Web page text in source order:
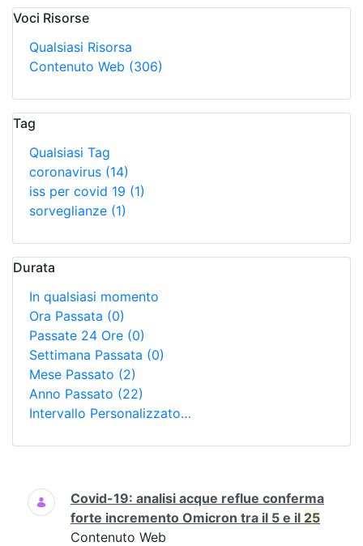
Voci Risorse
Qualsiasi Risorsa
Contenuto Web (306)
Tag
Qualsiasi Tag
coronavirus (14)
iss per covid 19 (1)
sorveglianze (1)
Durata
In qualsiasi momento
Ora Passata (0)
Passate 24 Ore (0)
Settimana Passata (0)
Mese Passato (2)
Anno Passato (22)
Intervallo Personalizzato…
Ricerca
Covid-19: analisi acque reflue conferma
forte incremento Omicron tra il 5 e il 25
Contenuto Web